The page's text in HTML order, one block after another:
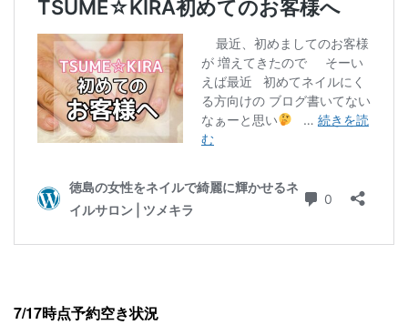
7/17時点予約空き状況